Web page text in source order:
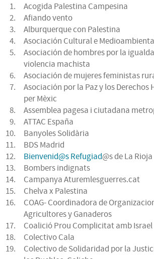
Acogida Palestina Campesina
Afiando vento
Alburquerque con Palestina
Asociación Cultural e
Asociación de hombres por la
violencia machista
Asociación de mujeres feministas
Asociación por la Paz y los Derechos
per Mèxic
Assemblea pagesa i ciutadana
ATTAC España
Banyoles Solidària
BDS Madrid
Bienvenid@s Refugiad@s de La Rioja
Bombers indignats
Campanya Aturemlesguerres.cat
Chelva x Palestina
COAG- Coordinadora de
Agricultores y Ganaderos
Coalició Prou Complicitat amb Israel
Colectivo Cala
Colectivo de Solidaridad por la